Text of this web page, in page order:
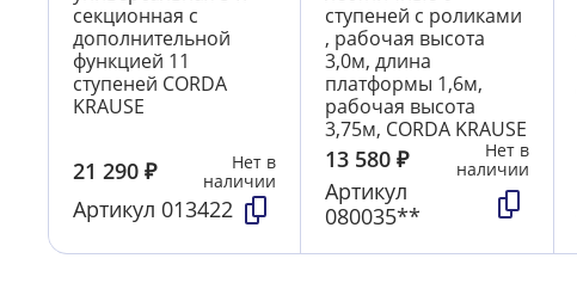
секционная с
дополнительной
функцией 11
ступеней CORDA
KRAUSE
21 290 ₽
Нет в
наличии
Артикул 013422
ступеней с роликами
, рабочая высота
3,0м, длина
платформы 1,6м,
рабочая высота
3,75м, CORDA KRAUSE
13 580₽
Нет в
наличии
Артикул
080035**